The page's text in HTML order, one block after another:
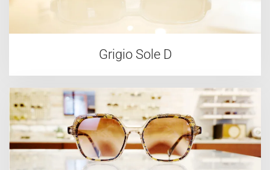
Grigio Sole D